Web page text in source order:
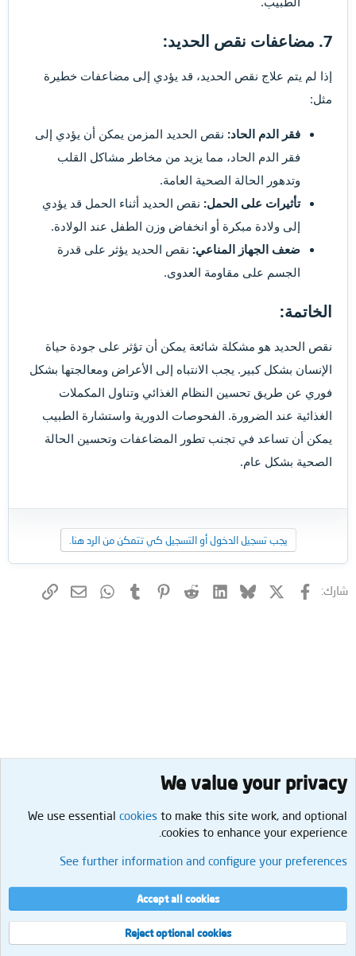
7. مضاعفات نقص الحديد:
إذا لم يتم علاج نقص الحديد، قد يؤدي إلى مضاعفات خطيرة
مثل:
فقر الدم الحاد: نقص الحديد المزمن يمكن أن يؤدي إلى
فقر الدم الحاد، مما يزيد من مخاطر مشاكل القلب
وتدهور الحالة الصحية العامة.
تأثيرات على الحمل: نقص الحديد أثناء الحمل قد يؤدي
إلى ولادة مبكرة أو انخفاض وزن الطفل عند الولادة.
ضعف الجهاز المناعي: نقص الحديد يؤثر على قدرة
الجسم على مقاومة العدوى.
الخاتمة:​
نقص الحديد هو مشكلة شائعة يمكن أن تؤثر على جودة حياة
الإنسان بشكل كبير. يجب الانتباه إلى الأعراض ومعالجتها بشكل
فوري عن طريق تحسين النظام الغذائي وتناول المكملات
الغذائية عند الضرورة. الفحوصات الدورية واستشارة الطبيب
يمكن أن تساعد في تجنب تطور المضاعفات وتحسين الحالة
الصحية بشكل عام.
يجب تسجيل الدخول أو التسجيل كي تتمكن من الرد هنا.
شارك: فيسبوك X (Twitter)
Bluesky
LinkedIn
Reddit
Pinterest
Tumblr
WhatsApp
البريد
التغذية والفيتامينات
Cookies
العربية
إتصل بنا
الشروط والقوانين سياسة الخصوصية مساعدة الرئيسية
R
S
مجموع الإستعلامات 9 إجمالي الوقت
2.13MB
We value your privacy
We use essential cookies to make this site work, and optional
cookies to enhance your experience.
See further information and configure your preferences
Accept all cookies
Reject optional cookies